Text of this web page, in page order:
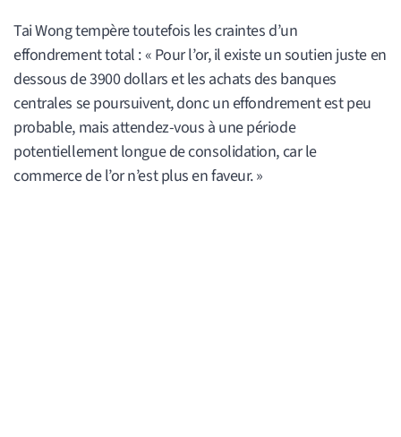
Tai Wong tempère toutefois les craintes d’un
effondrement total : « Pour l’or, il existe un soutien juste en
dessous de 3900 dollars et les achats des banques
centrales se poursuivent, donc un effondrement est peu
probable, mais attendez-vous à une période
potentiellement longue de consolidation, car le
commerce de l’or n’est plus en faveur. »